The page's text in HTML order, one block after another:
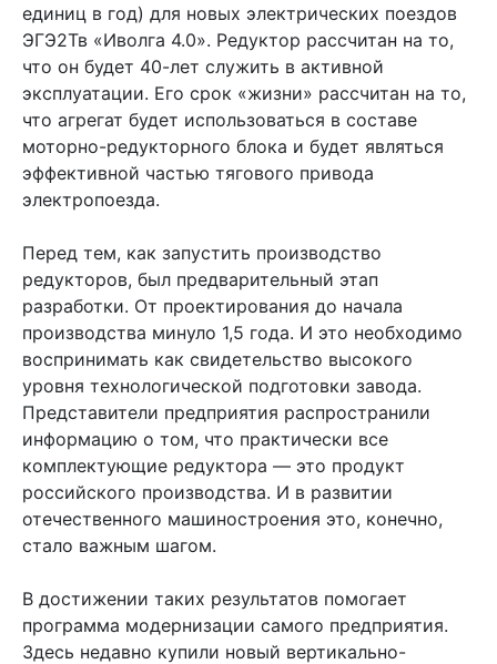
единиц в год) для новых электрических поездов
ЭГЭ2Тв «Иволга 4.0». Редуктор рассчитан на то,
что он будет 40-лет служить в активной
эксплуатации. Его срок «жизни» рассчитан на то,
что агрегат будет использоваться в составе
моторно-редукторного блока и будет являться
эффективной частью тягового привода
электропоезда.
Перед тем, как запустить производство
редукторов, был предварительный этап
разработки. От проектирования до начала
производства минуло 1,5 года. И это необходимо
воспринимать как свидетельство высокого
уровня технологической подготовки завода.
Представители предприятия распространили
информацию о том, что практически все
комплектующие редуктора — это продукт
российского производства. И в развитии
отечественного машиностроения это, конечно,
стало важным шагом.
В достижении таких результатов помогает
программа модернизации самого предприятия.
Здесь недавно купили новый вертикально-